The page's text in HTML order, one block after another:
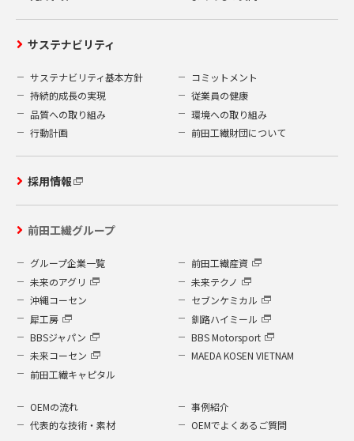
サステナビリティ
サステナビリティ基本方針
コミットメント
持続的成長の実現
従業員の健康
品質への取り組み
環境への取り組み
行動計画
前田工繊財団について
採用情報
前田工繊グループ
グループ企業一覧
前田工繊産資
未来のアグリ
未来テクノ
沖縄コーセン
セブンケミカル
犀工房
釧路ハイミール
BBSジャパン
BBS Motorsport
未来コーセン
MAEDA KOSEN VIETNAM
前田工繊キャピタル
OEMの流れ
事例紹介
代表的な技術・素材
OEMでよくあるご質問